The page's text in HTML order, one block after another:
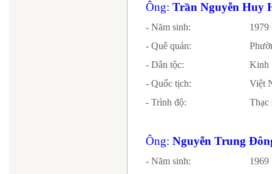
Ông: Trần Nguyễn Huy
- Năm sinh:
1979
- Quê quán:
- Dân tộc:
Kinh
- Quốc tịch:
- Trình độ:
Thạc
Ông: Nguyễn Trung
- Năm sinh:
1969